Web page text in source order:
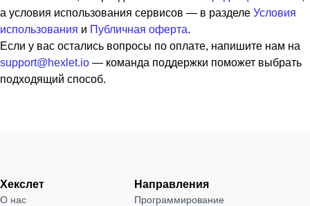
а условия использования сервисов — в разделе Условия
использования и Публичная оферта.
Если у вас остались вопросы по оплате, напишите нам на
support@hexlet.io — команда поддержки поможет выбрать
подходящий способ.
Хекслет
О нас
Направления
Программирование